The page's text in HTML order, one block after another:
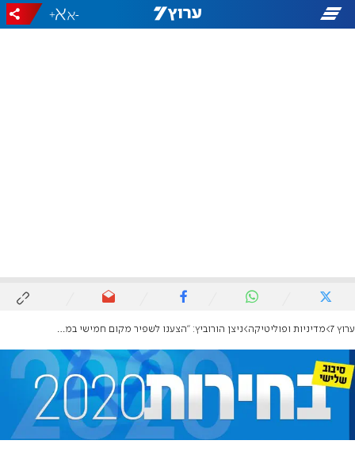
-
+
ערוץ 7 מדיניות ופוליטיקה ניצן הורוביץ: "הצענו לשפיר מקום חמישי במרצ והיא סירבה"